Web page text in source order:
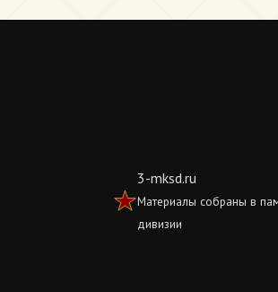
3-mksd.ru
Материалы собраны в
дивизии